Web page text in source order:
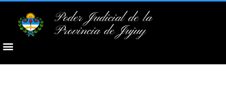
Poder Judicial de la
Provincia de Jujuy